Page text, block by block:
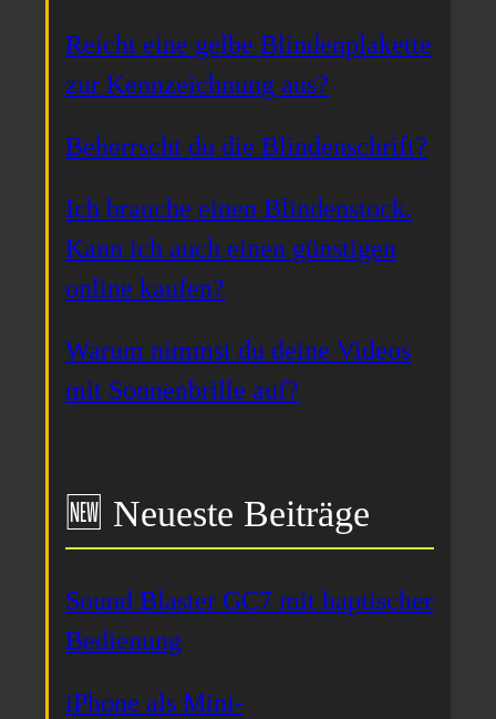
Reicht eine gelbe Blindenplakette
zur Kennzeichnung aus?
Beherrscht du die Blindenschrift?
Ich brauche einen Blindenstock.
Kann ich auch einen günstigen
online kaufen?
Warum nimmst du deine Videos
mit Sonnenbrille auf?
🆕 Neueste Beiträge
Sound Blaster GC7 mit haptischer
Bedienung
iPhone als Mini-